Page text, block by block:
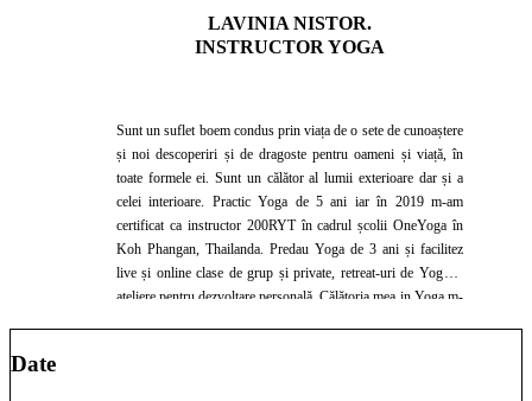
LAVINIA NISTOR.
INSTRUCTOR YOGA
Sunt un suflet boem condus prin viața de o sete de cunoaștere
și noi descoperiri și de dragoste pentru oameni și viață, în
toate formele ei. Sunt un călător al lumii exterioare dar și a
celei interioare. Practic Yoga de 5 ani iar în 2019 m-am
certificat ca instructor 200RYT în cadrul școlii OneYoga în
Koh Phangan, Thailanda. Predau Yoga de 3 ani și facilitez
live și online clase de grup și private, retreat-uri de Yoga și
ateliere pentru dezvoltare personală. Călătoria mea in Yoga m-
Date